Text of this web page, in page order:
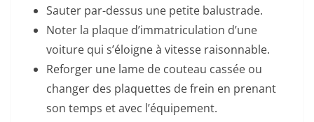
Sauter par-dessus une petite balustrade.
Noter la plaque d’immatriculation d’une
voiture qui s’éloigne à vitesse raisonnable.
Reforger une lame de couteau cassée ou
changer des plaquettes de frein en prenant
son temps et avec l’équipement.